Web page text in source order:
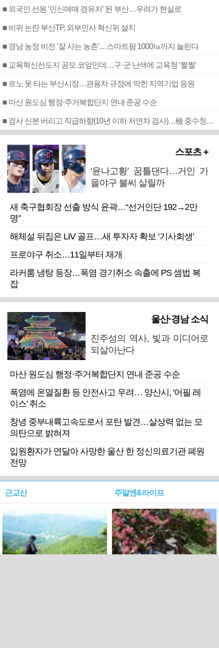
■ 외국인 선원 ‘인신매매 경유지’ 된 부산…우려가 현실로
■ 비위 논란 부산TP, 외부인사 혁신위 설치
■ 경남 농정 비전 ‘잘 사는 농촌’…스마트팜 1000㏊까지 늘린다
■ 교육혁신선도지 공모 코앞인데…구·군 난색에 교육청 ‘쩔쩔’
■ 르노 못 타는 부산시장…관용차 규정에 막힌 지역기업 응원
■ 마산 원도심 행정·주거복합단지 연내 준공 수순
■ 검사 신분 버리고 직급하향(10년 이하 저연차 검사)…檢 중수청행 기피
스포츠 +
‘윤나고황’ 꿈틀댄다…거인 가
을야구 불씨 살릴까
새 축구협회장 선출 방식 윤곽…“선거인단 192→2만
명”
해체설 뒤집은 LIV 골프…새 투자자 확보 ‘기사회생’
프로야구 취소…11일부터 재개
라커룸 냉탕 등장…폭염 경기취소 속출에 PS 셈법 복
잡
울산·경남 소식
진주성의 역사, 빛과 미디어로
되살아난다
마산 원도심 행정·주거복합단지 연내 준공 수순
폭염에 온열질환 등 안전사고 우려… 양산시, '어필 레
이스' 취소
창녕 중부내륙고속도로서 포탄 발견…살상력 없는 모
의탄으로 밝혀져
입원환자가 연달아 사망한 울산 한 정신의료기관 폐원
전망
근교산 주말엔&라이프